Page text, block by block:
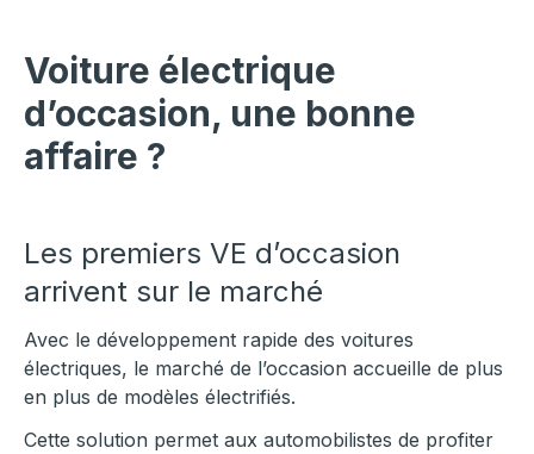
Voiture électrique
d’occasion, une bonne
affaire ?
Les premiers VE d’occasion
arrivent sur le marché
Avec le développement rapide des voitures
électriques, le marché de l’occasion accueille de plus
en plus de modèles électrifiés.
Cette solution permet aux automobilistes de profiter